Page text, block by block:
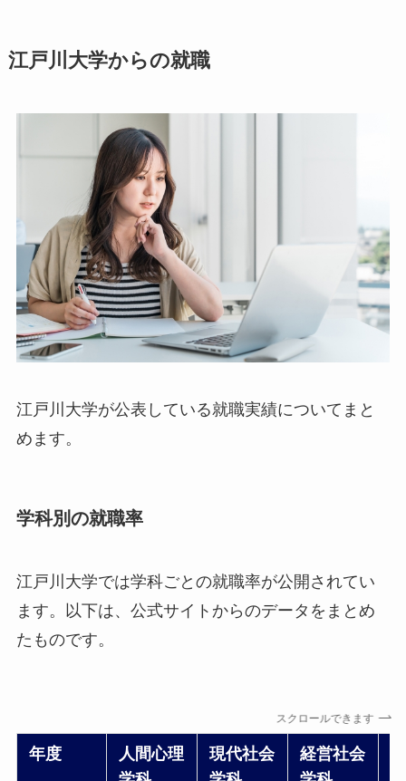
江戸川大学からの就職
江戸川大学が公表している就職実績についてまと
めます。
学科別の就職率
江戸川大学では学科ごとの就職率が公開されてい
ます。以下は、公式サイトからのデータをまとめ
たものです。
スクロールできます
年度
人間心理
現代社会
経営社会